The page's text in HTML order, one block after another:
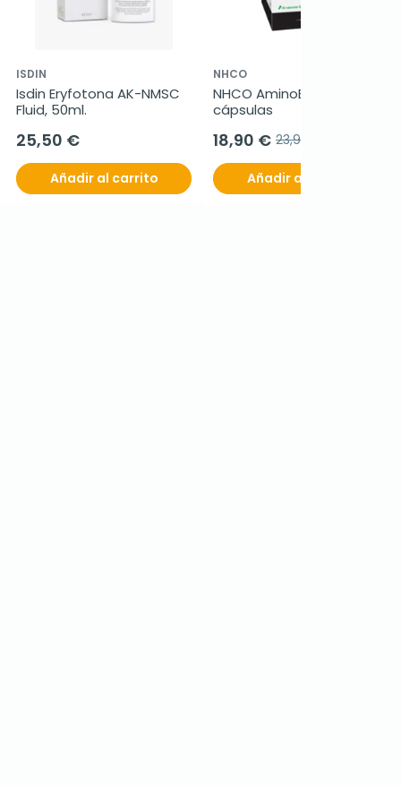
ISDIN
Isdin Eryfotona AK-NMSC
Fluid, 50ml.
25,50 €
Añadir al carrito
NHCO
NHCO AminoBrain, 50
cápsulas
18,90 € 23,90 €
Añadir al carrito